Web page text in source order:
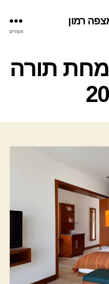
רמון
תפריט
ק
ט
ו
ר
ו
תורה